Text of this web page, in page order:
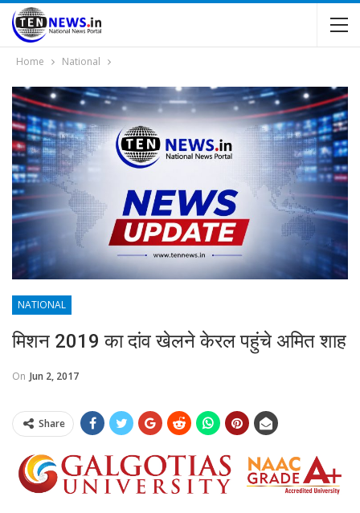
Home National
NATIONAL
मिशन 2019 का दांव खेलने केरल पहुंचे अमित शाह
On Jun 2, 2017
Share